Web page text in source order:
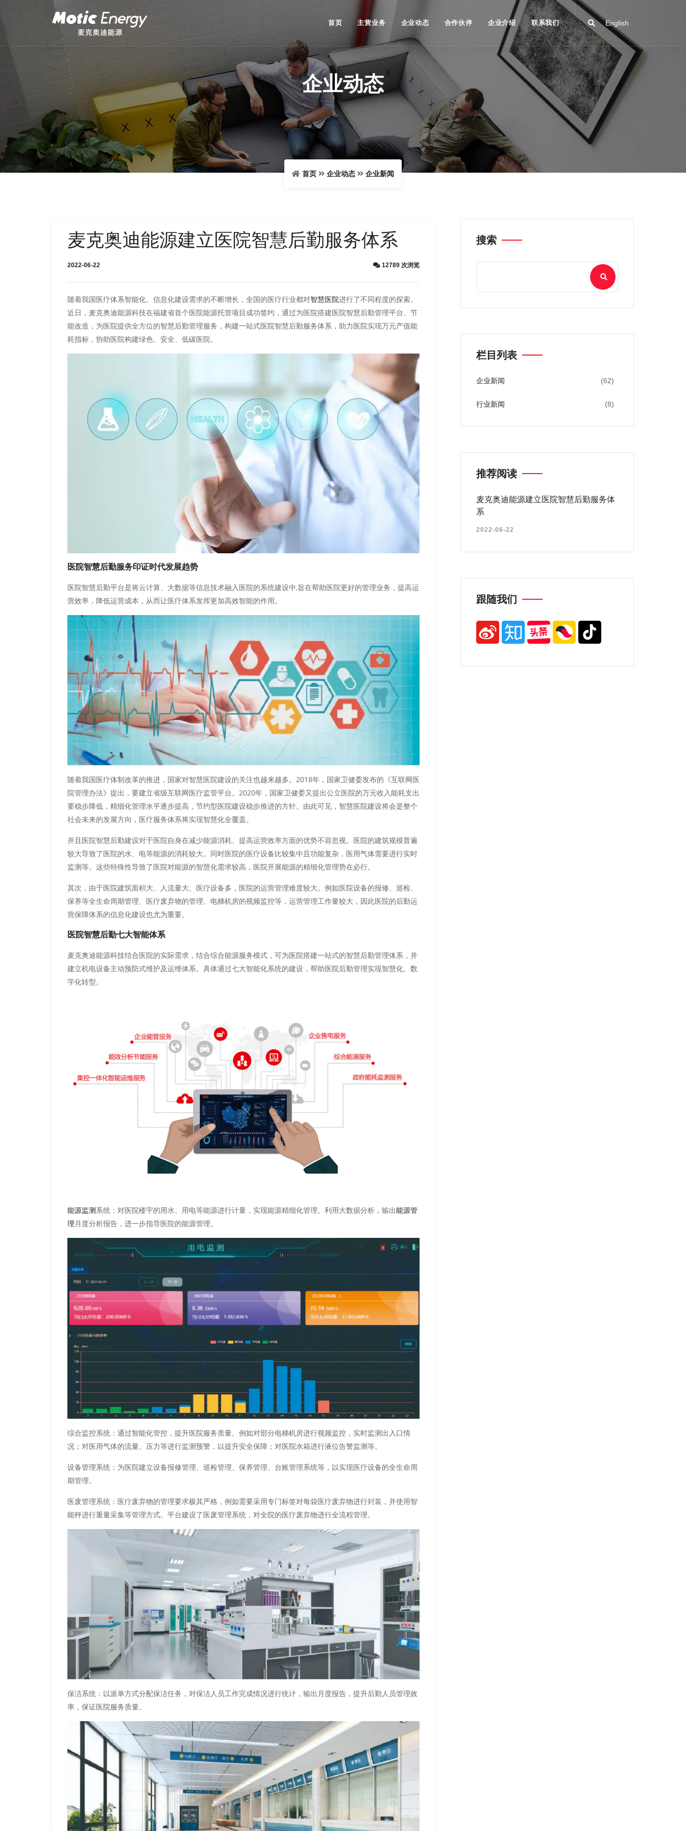
English
首页 主营业务 企业动态 合作伙伴 企业介绍 联系我们
企业动态
首页 企业动态 企业新闻
麦克奥迪能源建立医院智慧后勤服务体系
2022-06-22 12789 次浏览
随着我国医疗体系智能化、信息化建设需求的不断增长，全国的医疗行业都对智慧医院进行了不同程度的探索。
近日，麦克奥迪能源科技在福建省首个医院能源托管项目成功签约，通过为医院搭建医院智慧后勤管理平台、节
能改造，为医院提供全方位的智慧后勤管理服务，构建一站式医院智慧后勤服务体系，助力医院实现万元产值能
耗指标，协助医院构建绿色、安全、低碳医院。
医院智慧后勤服务印证时代发展趋势
医院智慧后勤平台是将云计算、大数据等信息技术融入医院的系统建设中,旨在帮助医院更好的管理业务，提高运
营效率，降低运营成本，从而让医疗体系发挥更加高效智能的作用。
随着我国医疗体制改革的推进，国家对智慧医院建设的关注也越来越多。2018年，国家卫健委发布的《互联网医
院管理办法》提出，要建立省级互联网医疗监管平台。2020年，国家卫健委又提出公立医院的万元收入能耗支出
要稳步降低，精细化管理水平逐步提高，节约型医院建设稳步推进的方针。由此可见，智慧医院建设将会是整个
社会未来的发展方向，医疗服务体系将实现智慧化全覆盖。
并且医院智慧后勤建设对于医院自身在减少能源消耗、提高运营效率方面的优势不容忽视。医院的建筑规模普遍
较大导致了医院的水、电等能源的消耗较大。同时医院的医疗设备比较集中且功能复杂，医用气体需要进行实时
监测等。这些特殊性导致了医院对能源的智慧化需求较高，医院开展能源的精细化管理势在必行。
其次，由于医院建筑面积大、人流量大、医疗设备多，医院的运营管理难度较大。例如医院设备的报修、巡检、
保养等全生命周期管理、医疗废弃物的管理、电梯机房的视频监控等，运营管理工作量较大，因此医院的后勤运
营保障体系的信息化建设也尤为重要。
医院智慧后勤七大智能体系
麦克奥迪能源科技结合医院的实际需求，结合综合能源服务模式，可为医院搭建一站式的智慧后勤管理体系，并
建立机电设备主动预防式维护及运维体系。具体通过七大智能化系统的建设，帮助医院后勤管理实现智慧化、数
字化转型。
能源监测 系统：对医院楼宇的用水、用电等能源进行计量，实现能源精细化管理。利用大数据分析，输出能源管
理月度分析报告，进一步指导医院的能源管理。
综合监控系统：通过智能化管控，提升医院服务质量。例如对部分电梯机房进行视频监控，实时监测出入口情
况；对医用气体的流量、压力等进行监测预警，以提升安全保障；对医院水箱进行液位告警监测等。
设备管理系统：为医院建立设备报修管理、巡检管理、保养管理、台账管理系统等，以实现医疗设备的全生命周
期管理。
医废管理系统：医疗废弃物的管理要求极其严格，例如需要采用专门标签对每袋医疗废弃物进行封装，并使用智
能秤进行重量采集等管理方式。平台建设了医废管理系统，对全院的医疗废弃物进行全流程管理。
保洁系统：以派单方式分配保洁任务，对保洁人员工作完成情况进行统计，输出月度报告，提升后勤人员管理效
率，保证医院服务质量。
搜索
栏目列表
企业新闻 (62)
行业新闻 (8)
推荐阅读
麦克奥迪能源建立医院智慧后勤服务体
系
2022-06-22
跟随我们